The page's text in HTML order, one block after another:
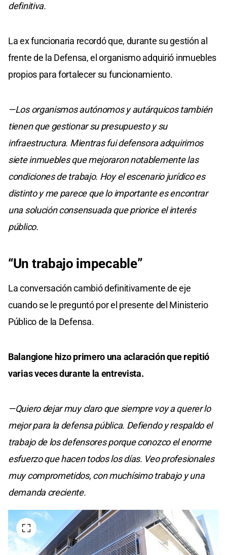
definitiva.
La ex funcionaria recordó que, durante su gestión al
frente de la Defensa, el organismo adquirió inmuebles
propios para fortalecer su funcionamiento.
—Los organismos autónomos y autárquicos también
tienen que gestionar su presupuesto y su
infraestructura. Mientras fui defensora adquirimos
siete inmuebles que mejoraron notablemente las
condiciones de trabajo. Hoy el escenario jurídico es
distinto y me parece que lo importante es encontrar
una solución consensuada que priorice el interés
público.
“Un trabajo impecable”
La conversación cambió definitivamente de eje
cuando se le preguntó por el presente del Ministerio
Público de la Defensa.
Balangione hizo primero una aclaración que repitió
varias veces durante la entrevista.
—Quiero dejar muy claro que siempre voy a querer lo
mejor para la defensa pública. Defiendo y respaldo el
trabajo de los defensores porque conozco el enorme
esfuerzo que hacen todos los días. Veo profesionales
muy comprometidos, con muchísimo trabajo y una
demanda creciente.